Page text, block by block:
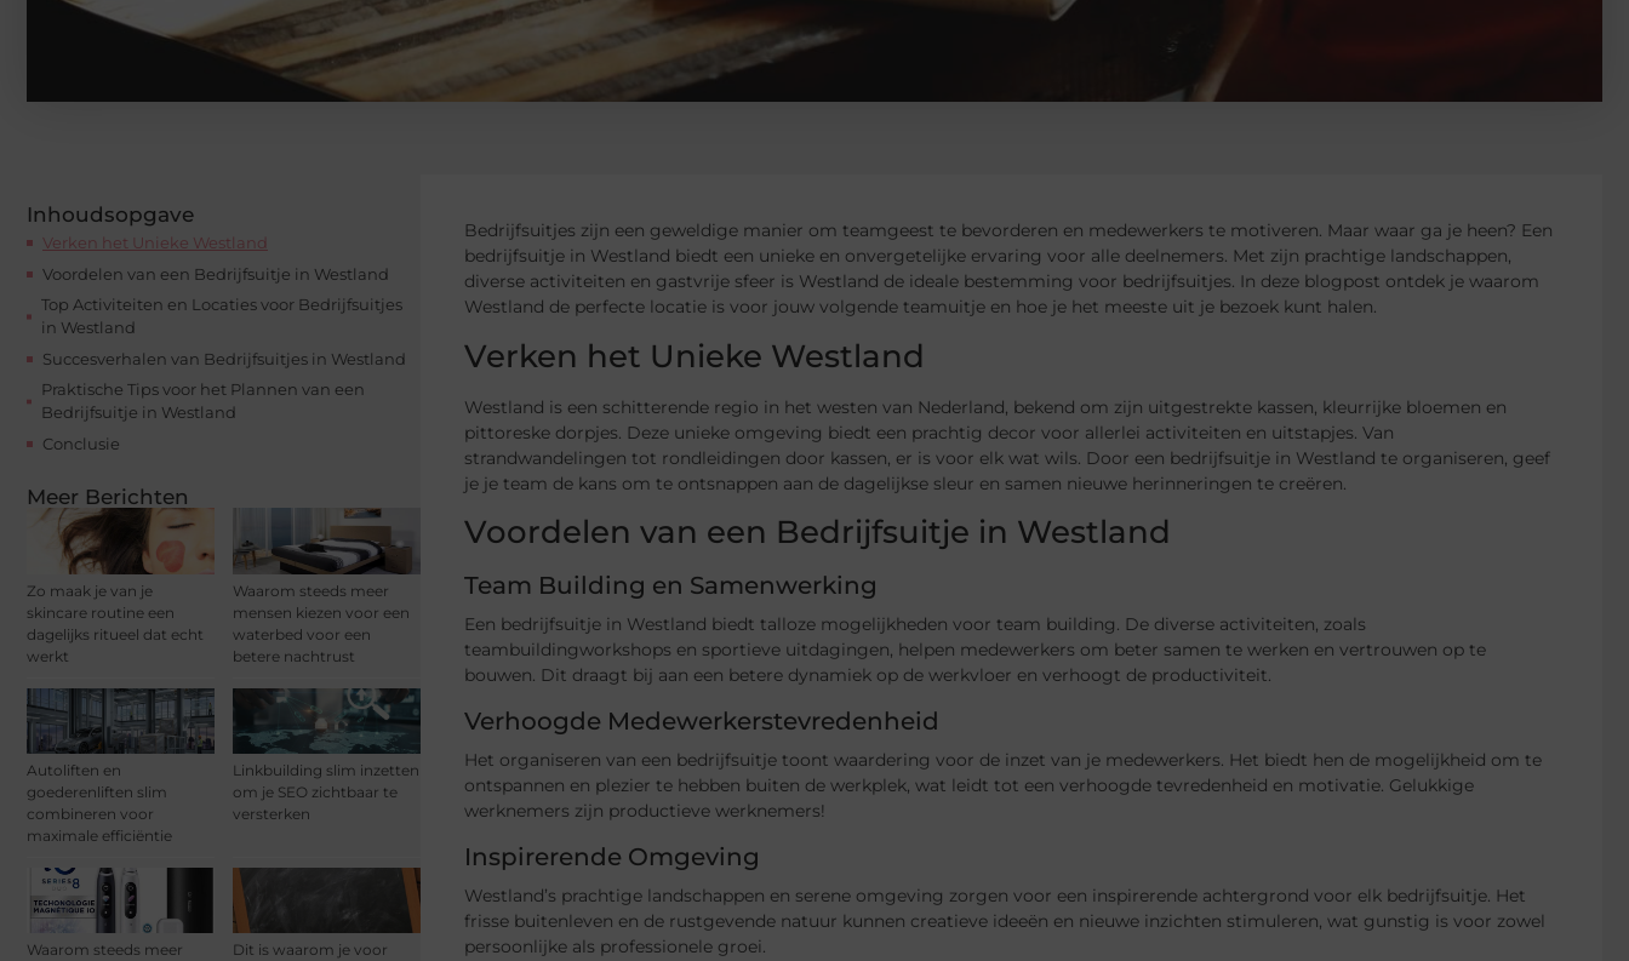
Inhoudsopgave
Verken het Unieke Westland
Voordelen van een Bedrijfsuitje in Westland
Top Activiteiten en Locaties voor Bedrijfsuitjes
in Westland
Succesverhalen van Bedrijfsuitjes in Westland
Praktische Tips voor het Plannen van een
Bedrijfsuitje in Westland
Conclusie
Meer Berichten
Zo maak je van je
skincare routine een
dagelijks ritueel dat echt
werkt
Waarom steeds meer
mensen kiezen voor een
waterbed voor een
betere nachtrust
Autoliften en
goederenliften slim
combineren voor
maximale efficiëntie
Linkbuilding slim inzetten
om je SEO zichtbaar te
versterken
Waarom steeds meer
Dit is waarom je voor
Bedrijfsuitjes zijn een geweldige manier om teamgeest te bevorderen en medewerkers te motiveren. Maar waar ga je heen? Een
bedrijfsuitje in Westland biedt een unieke en onvergetelijke ervaring voor alle deelnemers. Met zijn prachtige landschappen,
diverse activiteiten en gastvrije sfeer is Westland de ideale bestemming voor bedrijfsuitjes. In deze blogpost ontdek je waarom
Westland de perfecte locatie is voor jouw volgende teamuitje en hoe je het meeste uit je bezoek kunt halen.
Verken het Unieke Westland
Westland is een schitterende regio in het westen van Nederland, bekend om zijn uitgestrekte kassen, kleurrijke bloemen en
pittoreske dorpjes. Deze unieke omgeving biedt een prachtig decor voor allerlei activiteiten en uitstapjes. Van
strandwandelingen tot rondleidingen door kassen, er is voor elk wat wils. Door een bedrijfsuitje in Westland te organiseren, geef
je je team de kans om te ontsnappen aan de dagelijkse sleur en samen nieuwe herinneringen te creëren.
Voordelen van een Bedrijfsuitje in Westland
Team Building en Samenwerking
Een bedrijfsuitje in Westland biedt talloze mogelijkheden voor team building. De diverse activiteiten, zoals
teambuildingworkshops en sportieve uitdagingen, helpen medewerkers om beter samen te werken en vertrouwen op te
bouwen. Dit draagt bij aan een betere dynamiek op de werkvloer en verhoogt de productiviteit.
Verhoogde Medewerkerstevredenheid
Het organiseren van een bedrijfsuitje toont waardering voor de inzet van je medewerkers. Het biedt hen de mogelijkheid om te
ontspannen en plezier te hebben buiten de werkplek, wat leidt tot een verhoogde tevredenheid en motivatie. Gelukkige
werknemers zijn productieve werknemers!
Inspirerende Omgeving
Westland’s prachtige landschappen en serene omgeving zorgen voor een inspirerende achtergrond voor elk bedrijfsuitje. Het
frisse buitenleven en de rustgevende natuur kunnen creatieve ideeën en nieuwe inzichten stimuleren, wat gunstig is voor zowel
persoonlijke als professionele groei.